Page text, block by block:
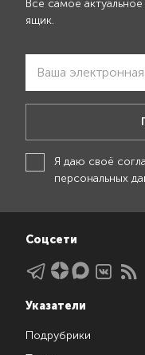
Все самое
ящик.
Я даю своё
персональных
Соцсети
Указатели
Подрубрики